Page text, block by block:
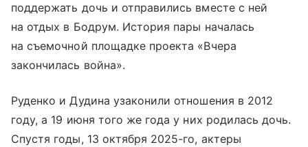
поддержать дочь и отправились вместе с ней
на отдых в Бодрум. История пары началась
на съемочной площадке проекта «Вчера
закончилась война».
Руденко и Дудина узаконили отношения в 2012
году, а 19 июня того же года у них родилась дочь.
Спустя годы, 13 октября 2025-го, актеры